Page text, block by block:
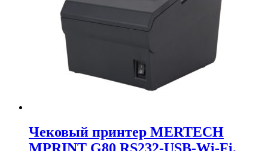
Чековый принтер MERTECH